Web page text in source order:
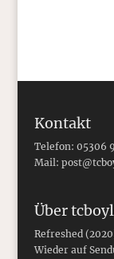
Kontakt
Telefon: 05306
Mail:
Über
Refreshed
Wieder auf